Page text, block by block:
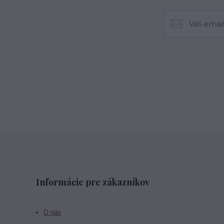
Informácie pre zákazníkov
O nás